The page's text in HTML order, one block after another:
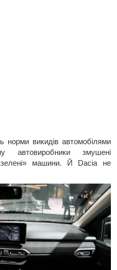
норми викидів автомобілями
автовиробники змушені
машини. Й Dacia не